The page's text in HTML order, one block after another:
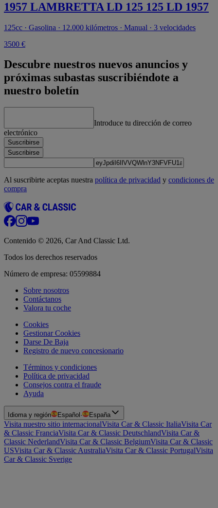
1957 LAMBRETTA LD 125 125 LD 1957
125cc · Gasolina · 12.000 kilómetros · Manual · 3 velocidades
3500 €
Descubre nuestros nuevos anuncios y
próximas subastas suscribiéndote a
nuestro boletín
Introduce tu dirección de correo
electrónico
Suscribirse
Suscribirse
Al suscribirte aceptas nuestra política de privacidad y condiciones de
compra
Contenido © 2026, Car And Classic Ltd.
Todos los derechos reservados
Número de empresa: 05599884
Sobre nosotros
Contáctanos
Valora tu coche
Cookies
Gestionar Cookies
Darse De Baja
Registro de nuevo concesionario
Términos y condiciones
Política de privacidad
Consejos contra el fraude
Ayuda
Idioma y región Español · España
Visita nuestro sitio internacionalVisita Car & Classic ItaliaVisita Car
& Classic FranciaVisita Car & Classic DeutschlandVisita Car &
Classic NederlandVisita Car & Classic BelgiumVisita Car & Classic
USVisita Car & Classic AustraliaVisita Car & Classic PortugalVisita
Car & Classic Sverige